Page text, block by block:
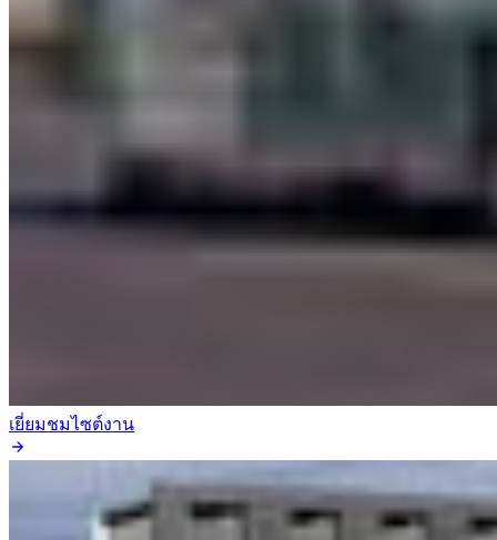
เยี่ยมชมไซต์งาน